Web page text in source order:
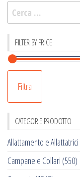
Ricerca
per:
FILTER BY PRICE
Filtra
CATEGORIE PRODOTTO
Allattamento e Allattatrici
Campane e Collari (550)